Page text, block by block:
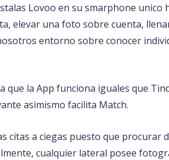
Lovoo en su smarphone unico
elevar una foto sobre cuenta,
entorno sobre conocer
que la App funciona iguales que
asimismo facilita Match.
citas a ciegas puesto que procurar
cualquier lateral posee